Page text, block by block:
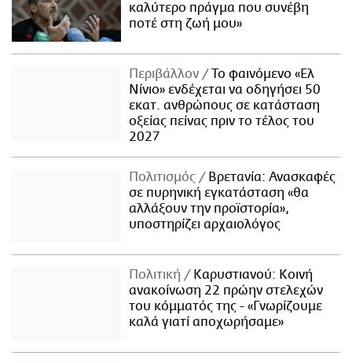
καλύτερο πράγμα που συνέβη
ποτέ στη ζωή μου»
Περιβάλλον
Το φαινόμενο «Ελ
Νίνιο» ενδέχεται να οδηγήσει 50
εκατ. ανθρώπους σε κατάσταση
οξείας πείνας πριν το τέλος του
2027
Πολιτισμός
Βρετανία: Ανασκαφές
σε πυρηνική εγκατάσταση «θα
αλλάξουν την προϊστορία»,
υποστηρίζει αρχαιολόγος
Πολιτική
Καρυστιανού: Κοινή
ανακοίνωση 22 πρώην στελεχών
του κόμματός της - «Γνωρίζουμε
καλά γιατί αποχωρήσαμε»